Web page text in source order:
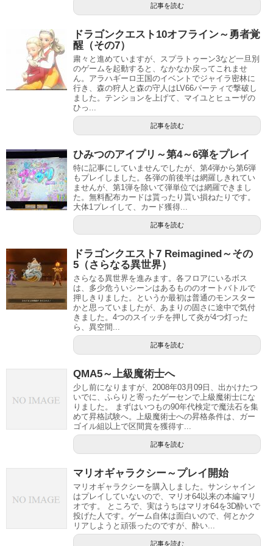
記事を読む
ドラゴンクエスト10オフライン～勇者覚
醒（その7）
粛々と進めていますが、スプラトゥーン3など一旦別
のゲームを起動すると、なかなか戻ってこれませ
ん。アラハギーロ王国のイベントでジャイラ密林に
行き、森の狩人と森の守人はLV66パーティで撃破し
ました。テンションを上げて、マイユとヒューザの
ひっ...
記事を読む
ひみつのアイプリ～第4～6弾をプレイ
特に記事にしていませんでしたが、第4弾から第6弾
もプレイしました。各弾の前後半は網羅しきれてい
ませんが、第1弾を除いて弾単位では網羅できまし
た。無料配布カードは貰ったり貰い損ねたりです。
大体1プレイして、カード獲得...
記事を読む
ドラゴンクエスト7 Reimagined～その
5（さらなる異世界）
さらなる異世界を進みます。各フロアにいるボス
は、多少危ういシーンはあるもののオートバトルで
押しきりました。というか最初は普通のモンスター
かと思っていましたが、あまりの固さに途中で気付
きました。4つのスイッチを押して炎が4つ灯った
ら、異空間...
記事を読む
QMA5～上級魔術士へ
少し前になりますが、2008年03月09日、出かけたつ
いでに、ふらりと寄ったゲーセンで上級魔術士にな
りました。 まずはいつもの90年代検定で魔法石を集
めて昇格試験へ。上級魔術士への昇格条件は、ガー
ゴイル組以上で区間賞を獲得す...
記事を読む
マリオギャラクシー～プレイ開始
マリオギャラクシーを購入しました。サンシャイン
はプレイしていないので、マリオ64以来の本編マリ
オです。 ところで、実はうちはマリオ64を3D酔いで
投げた人です。ゲーム自体は面白いので、何とかク
リアしようと頑張ったのですが、酔い...
記事を読む